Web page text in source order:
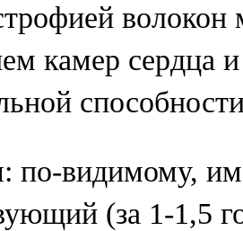
камер сердца
по-видимому,
(за 1-1,5